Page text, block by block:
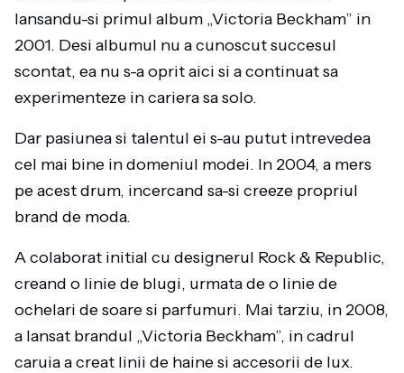
lansandu-si primul album „Victoria Beckham” in
2001. Desi albumul nu a cunoscut succesul
scontat, ea nu s-a oprit aici si a continuat sa
experimenteze in cariera sa solo.
Dar pasiunea si talentul ei s-au putut intrevedea
cel mai bine in domeniul modei. In 2004, a mers
pe acest drum, incercand sa-si creeze propriul
brand de moda.
A colaborat initial cu designerul Rock & Republic,
creand o linie de blugi, urmata de o linie de
ochelari de soare si parfumuri. Mai tarziu, in 2008,
a lansat brandul „Victoria Beckham”, in cadrul
caruia a creat linii de haine si accesorii de lux.